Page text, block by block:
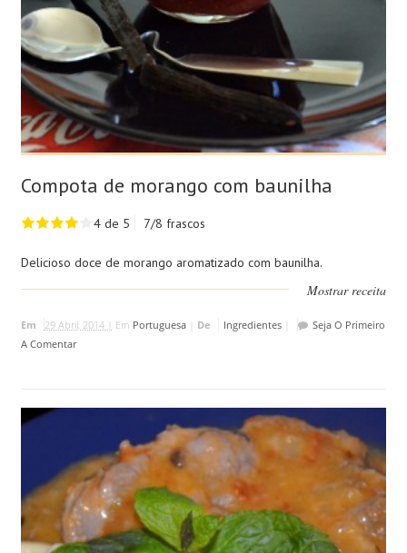
Compota de morango com baunilha
4 de 5 7/8 frascos
Delicioso doce de morango aromatizado com baunilha.
Mostrar receita
Em 29 Abril, 2014 | Em Portuguesa| De Ingredientes|
Seja O Primeiro
A Comentar